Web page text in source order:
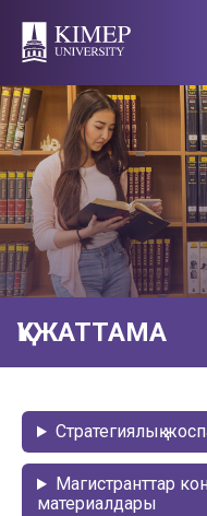
ҚҰЖАТТАМА
Стратегиялық
Магистранттар
материалдары